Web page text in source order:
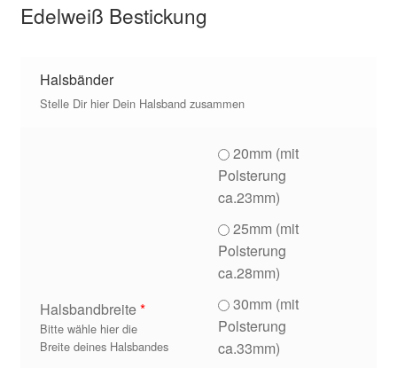
Widerrufsbelehrung
Zahlungsarten
Edelweiß Bestickung
Halsbänder
Stelle Dir hier Dein Halsband zusammen
Halsbandbreite*
Bitte wähle hier die
Breite deines Halsbandes
20mm (mit
Polsterung
ca.23mm)
25mm (mit
Polsterung
ca.28mm)
30mm (mit
Polsterung
ca.33mm)